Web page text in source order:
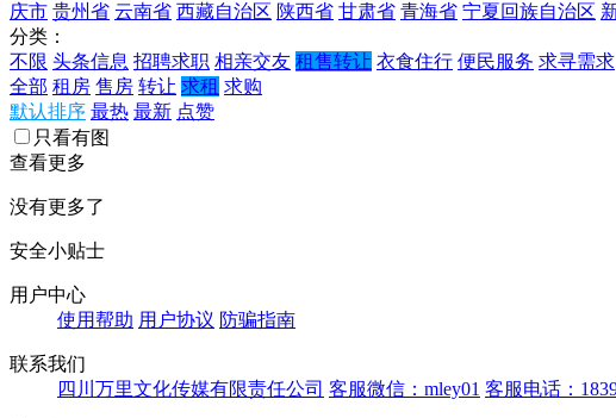
庆市 贵州省 云南省 西藏自治区 陕西省 甘肃省 青海省 宁夏回族自治区
分类：
不限 头条信息 招聘求职 相亲交友 租售转让 衣食住行 便民服务 求寻需求
全部 租房 售房 转让 求租 求购
默认排序 最热 最新 点赞
只看有图
查看更多
没有更多了
安全小贴士
用户中心
使用帮助 用户协议 防骗指南
联系我们
四川万里文化传媒有限责任公司 客服微信：mley01 客服电话：